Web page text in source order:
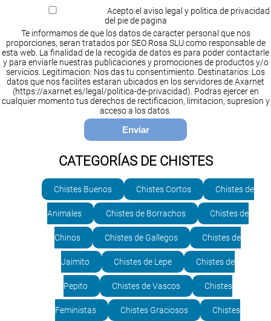
Acepto el aviso legal y politica de privacidad
del pie de pagina
Te informamos de que los datos de caracter personal que nos
proporciones, seran tratados por SEO Rosa SLU como responsable de
esta web. La finalidad de la recogida de datos es para poder contactarle
y para enviarle nuestras publicaciones y promociones de productos y/o
servicios. Legitimacion: Nos das tu consentimiento. Destinatarios: Los
datos que nos facilites estaran ubicados en los servidores de Axarnet
(https://axarnet.es/legal/politica-de-privacidad). Podras ejercer en
cualquier momento tus derechos de rectificacion, limitacion, supresion y
acceso a los datos.
CATEGORÍAS DE CHISTES
Chistes Buenos Chistes Cortos Chistes de
Animales Chistes de Borrachos Chistes de
Chinos Chistes de Gallegos Chistes de
Jaimito Chistes de Lepe Chistes de
Pepito Chistes de Vascos Chistes
Feministas Chistes Graciosos Chistes